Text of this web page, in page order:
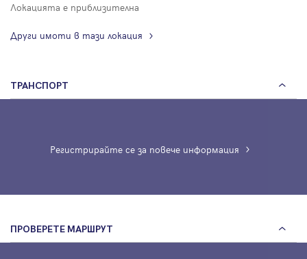
Локацията е приблизителна
Други имоти в тази локация
ТРАНСПОРТ
Регистрирайте се за повече информация
ПРОВЕРЕТЕ МАРШРУТ